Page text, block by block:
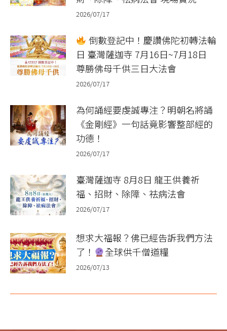
2026/07/17
倒數登記中！慶讚佛陀初轉法輪
日 臺灣薩迦寺 7月16日~7月18日
尊勝佛母千供三日大法會
2026/07/17
為何誦經要虔誠專注？明朝名將誦
《金剛經》一句話竟影響整部經的
功德！
2026/07/17
臺灣薩迦寺 8月8日 龍王供養祈
福、招財、除障、祛病法會
2026/07/17
想求大福報？佛已經告訴我們方法
了！
全球供千僧道糧
2026/07/13